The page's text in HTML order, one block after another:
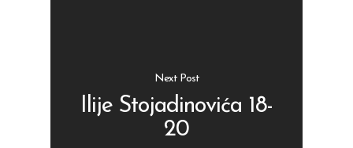
Next Post
Ilije Stojadinovića 18-
20
Sušeno Voće